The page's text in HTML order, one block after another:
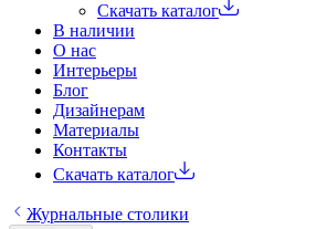
Скачать каталог
В наличии
О нас
Интерьеры
Блог
Дизайнерам
Материалы
Контакты
Скачать каталог
Журнальные столики